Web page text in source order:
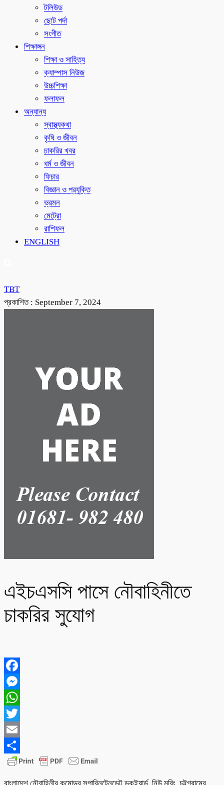
টলিউড
ছোট পর্দা
সংগীত
শিক্ষাঙ্গন
শিক্ষা ও সাহিত্য
ক্যাম্পাস নিউজ
উচ্চশিক্ষা
ফলাফল
অন্যান্য
স্বাস্থ্যকথা
কৃষি ও জীবন
চাকরির খবর
ধর্ম ও জীবন
ফিচার
বিজ্ঞান ও প্রযুক্তি
ভ্রমন
মেট্রো
রাশিফল
ENGLISH
TBT
প্রকাশিত : September 7, 2024
এইচএসসি পাসে নৌবাহিনীতে
চাকরির সুযোগ
Facebook
Messenger
WhatsApp
Twitter
Email
Share
বাংলাদেশ নৌবাহিনীর কমোডর সুপারিনটেনডেন্ট ডকইয়ার্ড, নিউ মুরিং, চট্টগ্রামের